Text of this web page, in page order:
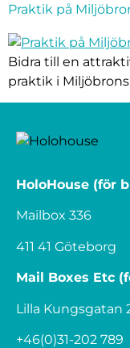
Praktik på
Bidra till en
praktik i
HoloHouse (för
Mailbox 336
411 41 Göteborg
Mail Boxes Etc
Lilla Kungsgatan
+46(0)31-202 789